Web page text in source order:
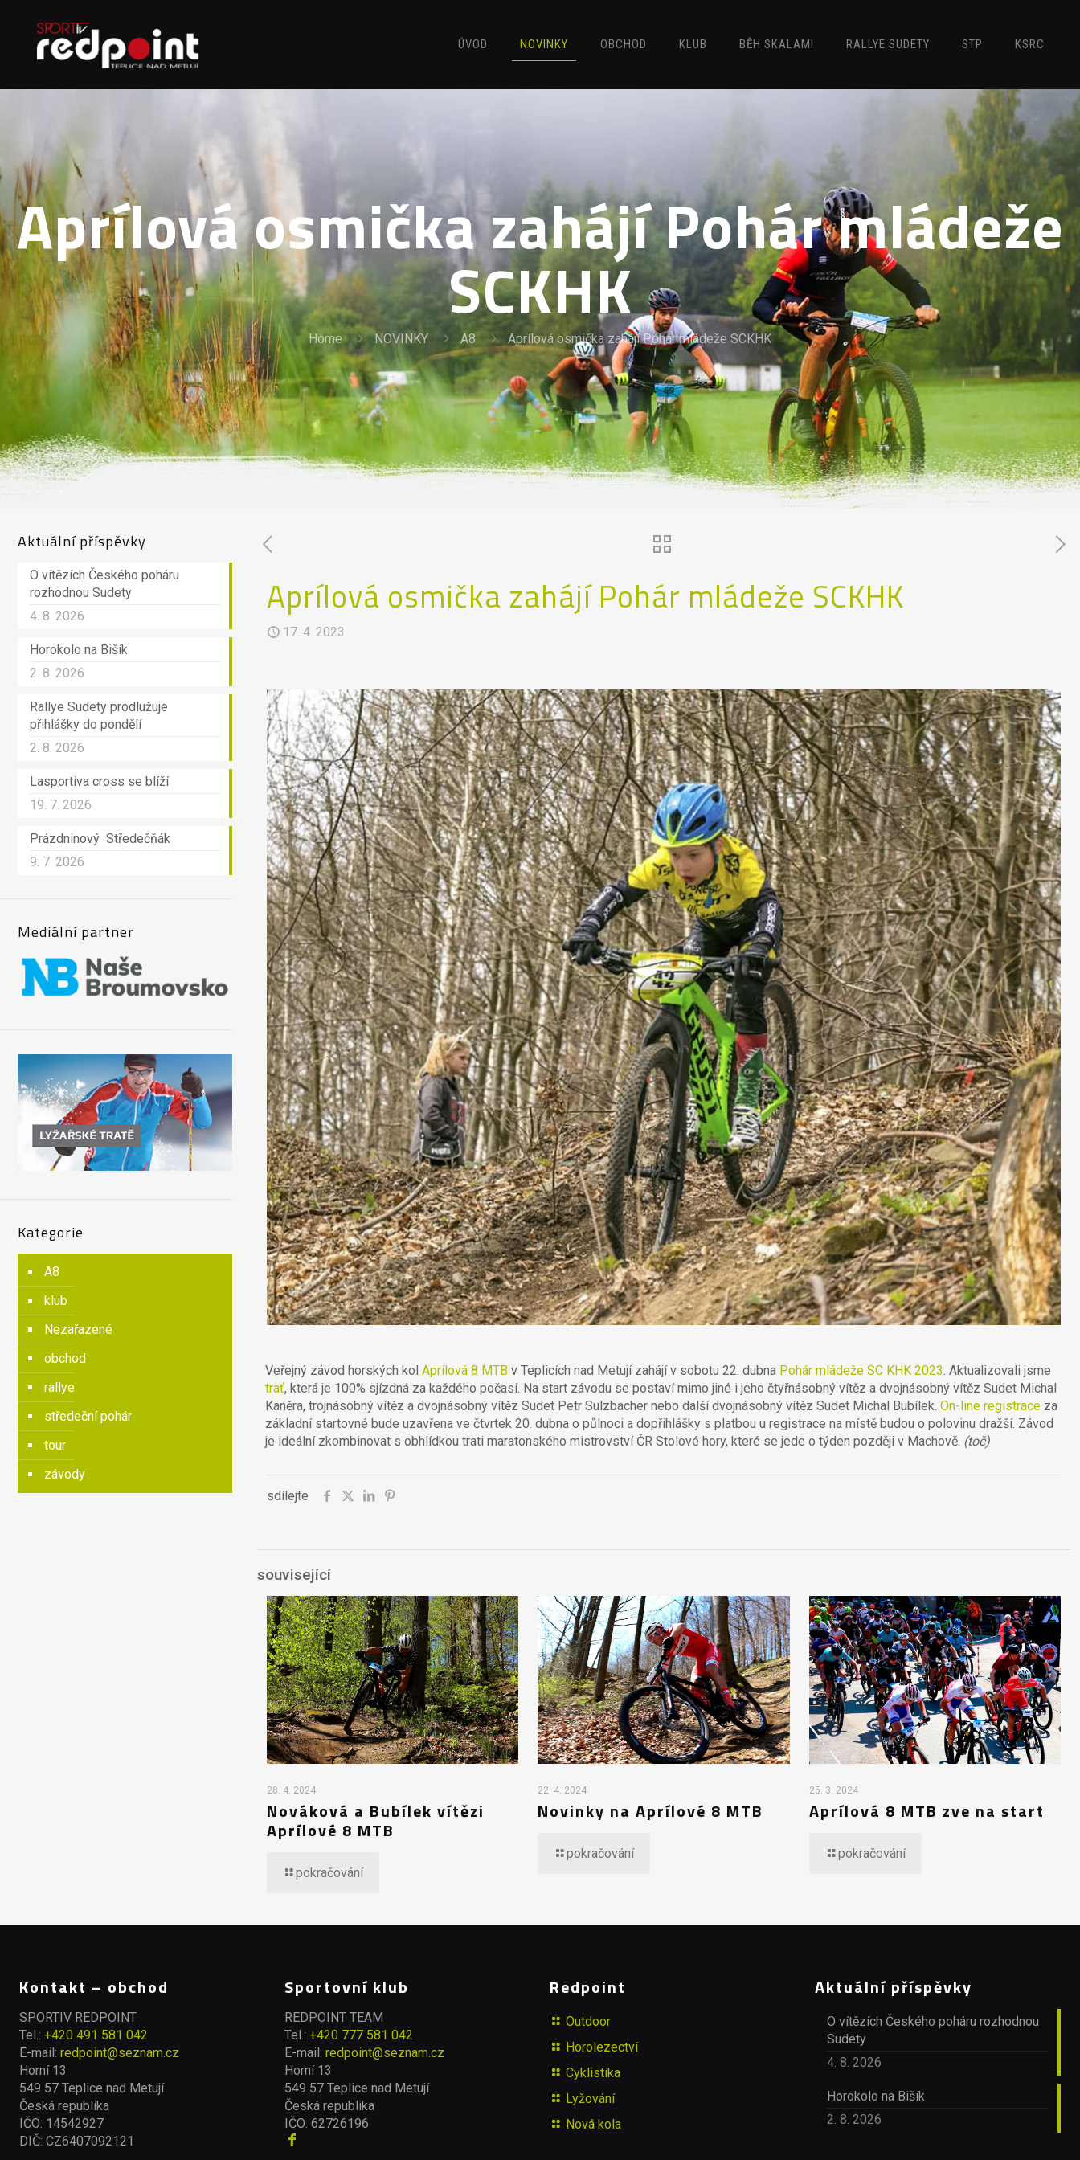
ÚVOD NOVINKY OBCHOD KLUB BĚH SKALAMI RALLYE SUDETY STP KSRC
Aprílová osmička zahájí Pohár mládeže
SCKHK
Home NOVINKY A8 Aprílová osmička zahájí Pohár mládeže SCKHK
Aprílová osmička zahájí Pohár mládeže SCKHK
17. 4. 2023
Veřejný závod horských kolAprílová 8 MTB v Teplicích nad Metují zahájí v sobotu 22. dubna Pohár mládeže SC KHK 2023. Aktualizovali jsme
trať, která je 100% sjízdná za každého počasí. Na start závodu se postaví mimo jiné i jeho čtyřnásobný vítěz a dvojnásobný vítěz Sudet Michal
Kaněra, trojnásobný vítěz a dvojnásobný vítěz Sudet Petr Sulzbacher nebo další dvojnásobný vítěz Sudet Michal Bubílek.On-line registrace za
základní startovné bude uzavřena ve čtvrtek 20. dubna o půlnoci a dopřihlášky s platbou u registrace na místě budou o polovinu dražší. Závod
je ideální zkombinovat s obhlídkou trati maratonského mistrovství ČR Stolové hory, které se jede o týden později v Machově. (toč)
sdílejte
související
28. 4. 2024
Nováková a Bubílek vítězi
Aprílové 8 MTB
pokračování
22. 4. 2024
Novinky na Aprílové 8 MTB
pokračování
25. 3. 2024
Aprílová 8 MTB zve na start
pokračování
Aktuální příspěvky
O vítězích Českého poháru
rozhodnou Sudety
4. 8. 2026
Horokolo na Bišík
2. 8. 2026
Rallye Sudety prodlužuje
přihlášky do pondělí
2. 8. 2026
Lasportiva cross se blíží
19. 7. 2026
Prázdninový Středečňák
9. 7. 2026
Mediální partner
Kategorie
A8
klub
Nezařazené
obchod
rallye
středeční pohár
tour
závody
Kontakt – obchod
SPORTIV REDPOINT
Tel.: +420 491 581 042
E-mail: redpoint@seznam.cz
Horní 13
549 57 Teplice nad Metují
Česká republika
IČO: 14542927
DIČ: CZ6407092121
Sportovní klub
REDPOINT TEAM
Tel.: +420 777 581 042
E-mail: redpoint@seznam.cz
Horní 13
549 57 Teplice nad Metují
Česká republika
IČO: 62726196
Redpoint
Outdoor
Horolezectví
Cyklistika
Lyžování
Nová kola
Aktuální příspěvky
O vítězích Českého poháru rozhodnou
Sudety
4. 8. 2026
Horokolo na Bišík
2. 8. 2026